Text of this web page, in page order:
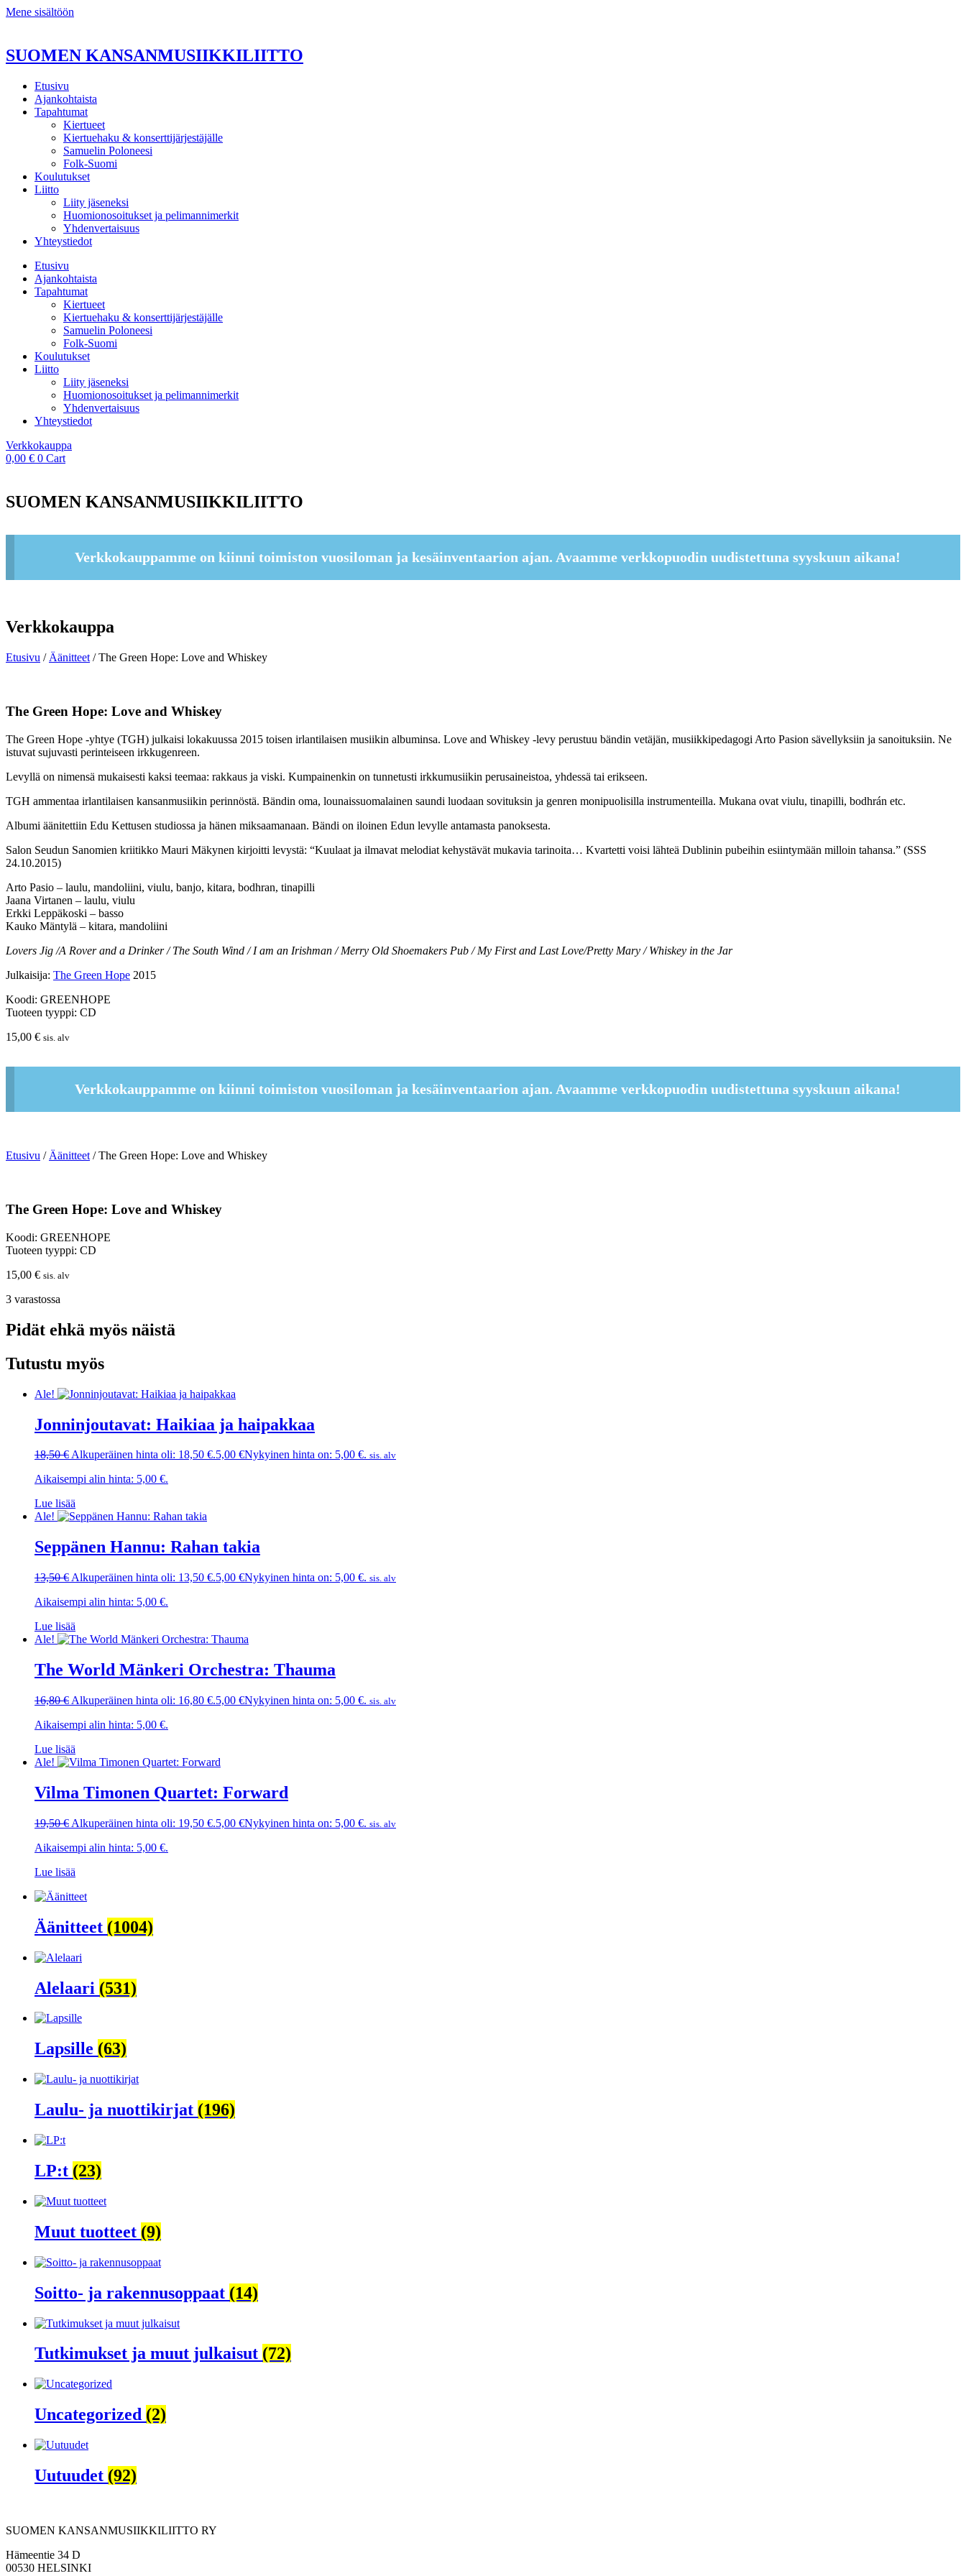
Mene sisältöön
SUOMEN KANSANMUSIIKKILIITTO
Etusivu
Ajankohtaista
Tapahtumat
Kiertueet
Kiertuehaku & konserttijärjestäjälle
Samuelin Poloneesi
Folk-Suomi
Koulutukset
Liitto
Liity jäseneksi
Huomionosoitukset ja pelimannimerkit
Yhdenvertaisuus
Yhteystiedot
Etusivu
Ajankohtaista
Tapahtumat
Kiertueet
Kiertuehaku & konserttijärjestäjälle
Samuelin Poloneesi
Folk-Suomi
Koulutukset
Liitto
Liity jäseneksi
Huomionosoitukset ja pelimannimerkit
Yhdenvertaisuus
Yhteystiedot
Verkkokauppa
0,00 € 0 Cart
SUOMEN KANSANMUSIIKKILIITTO
Verkkokauppamme on kiinni toimiston vuosiloman ja kesäinventaarion ajan. Avaamme verkkopuodin uudistettuna syyskuun aikana!
Verkkokauppa
Etusivu / Äänitteet / The Green Hope: Love and Whiskey
The Green Hope: Love and Whiskey
The Green Hope -yhtye (TGH) julkaisi lokakuussa 2015 toisen irlantilaisen musiikin albuminsa. Love and Whiskey -levy perustuu bändin vetäjän, musiikkipedagogi Arto Pasion sävellyksiin ja sanoituksiin. Ne
istuvat sujuvasti perinteiseen irkkugenreen.
Levyllä on nimensä mukaisesti kaksi teemaa: rakkaus ja viski. Kumpainenkin on tunnetusti irkkumusiikin perusaineistoa, yhdessä tai erikseen.
TGH ammentaa irlantilaisen kansanmusiikin perinnöstä. Bändin oma, lounaissuomalainen saundi luodaan sovituksin ja genren monipuolisilla instrumenteilla. Mukana ovat viulu, tinapilli, bodhrán etc.
Albumi äänitettiin Edu Kettusen studiossa ja hänen miksaamanaan. Bändi on iloinen Edun levylle antamasta panoksesta.
Salon Seudun Sanomien kriitikko Mauri Mäkynen kirjoitti levystä: “Kuulaat ja ilmavat melodiat kehystävät mukavia tarinoita… Kvartetti voisi lähteä Dublinin pubeihin esiintymään milloin tahansa.” (SSS
24.10.2015)
Arto Pasio – laulu, mandoliini, viulu, banjo, kitara, bodhran, tinapilli
Jaana Virtanen – laulu, viulu
Erkki Leppäkoski – basso
Kauko Mäntylä – kitara, mandoliini
Lovers Jig /A Rover and a Drinker / The South Wind / I am an Irishman / Merry Old Shoemakers Pub / My First and Last Love/Pretty Mary / Whiskey in the Jar
Julkaisija: The Green Hope 2015
Koodi: GREENHOPE
Tuoteen tyyppi: CD
15,00 € sis. alv
Verkkokauppamme on kiinni toimiston vuosiloman ja kesäinventaarion ajan. Avaamme verkkopuodin uudistettuna syyskuun aikana!
Etusivu /Äänitteet/ The Green Hope: Love and Whiskey
The Green Hope: Love and Whiskey
Koodi: GREENHOPE
Tuoteen tyyppi: CD
15,00 € sis. alv
3 varastossa
Pidät ehkä myös näistä
Tutustu myös
Ale!
Jonninjoutavat: Haikiaa ja haipakkaa
18,50€Alkuperäinen hinta oli: 18,50 €.5,00 €Nykyinen hinta on: 5,00 €. sis. alv
Aikaisempi alin hinta: 5,00 €.
Lue lisää
Ale!
Seppänen Hannu: Rahan takia
13,50€ Alkuperäinen hinta oli: 13,50 €.5,00 €Nykyinen hinta on: 5,00 €. sis. alv
Aikaisempi alin hinta: 5,00 €.
Lue lisää
Ale!
The World Mänkeri Orchestra: Thauma
16,80€ Alkuperäinen hinta oli: 16,80 €.5,00 €Nykyinen hinta on: 5,00 €. sis. alv
Aikaisempi alin hinta: 5,00 €.
Lue lisää
Ale!
Vilma Timonen Quartet: Forward
19,50€ Alkuperäinen hinta oli: 19,50 €.5,00 €Nykyinen hinta on: 5,00 €. sis. alv
Aikaisempi alin hinta: 5,00 €.
Lue lisää
Äänitteet (1004)
Alelaari (531)
Lapsille (63)
Laulu- ja nuottikirjat (196)
LP:t (23)
Muut tuotteet (9)
Soitto- ja rakennusoppaat (14)
Tutkimukset ja muut julkaisut (72)
Uncategorized (2)
Uutuudet (92)
SUOMEN KANSANMUSIIKKILIITTO RY
Hämeentie 34 D
00530 HELSINKI